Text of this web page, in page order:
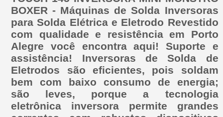
BOXER - Máquinas de Solda Inversoras
para Solda Elétrica e Eletrodo Revestido
com qualidade e resistência em Porto
Alegre você encontra aqui! Suporte e
assistência! Inversoras de Solda de
Eletrodos são eficientes, pois soldam
bem com baixo consumo de energia;
são leves, porque a tecnologia
eletrônica inversora permite grandes